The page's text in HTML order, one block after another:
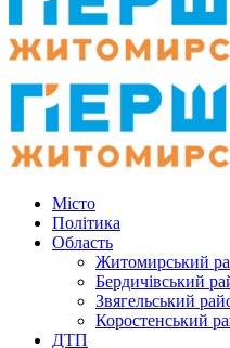
Місто
Політика
Область
Житомирський
Бердичівський
Звягельський
Коростенський
ДТП